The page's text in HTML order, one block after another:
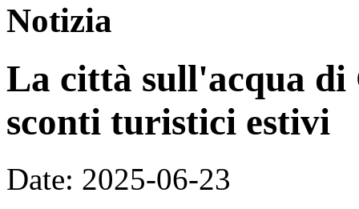
Notizia
La città sull'acqua di
sconti turistici estivi
Date: 2025-06-23